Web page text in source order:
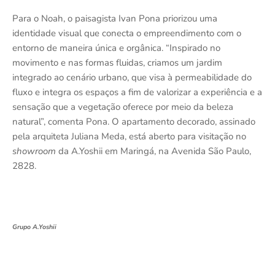
Para o Noah, o paisagista Ivan Pona priorizou uma
identidade visual que conecta o empreendimento com o
entorno de maneira única e orgânica. “Inspirado no
movimento e nas formas fluidas, criamos um jardim
integrado ao cenário urbano, que visa à permeabilidade do
fluxo e integra os espaços a fim de valorizar a experiência e a
sensação que a vegetação oferece por meio da beleza
natural”, comenta Pona. O apartamento decorado, assinado
pela arquiteta Juliana Meda, está aberto para visitação no
showroom da A.Yoshii em Maringá, na Avenida São Paulo,
2828.
Grupo A.Yoshii